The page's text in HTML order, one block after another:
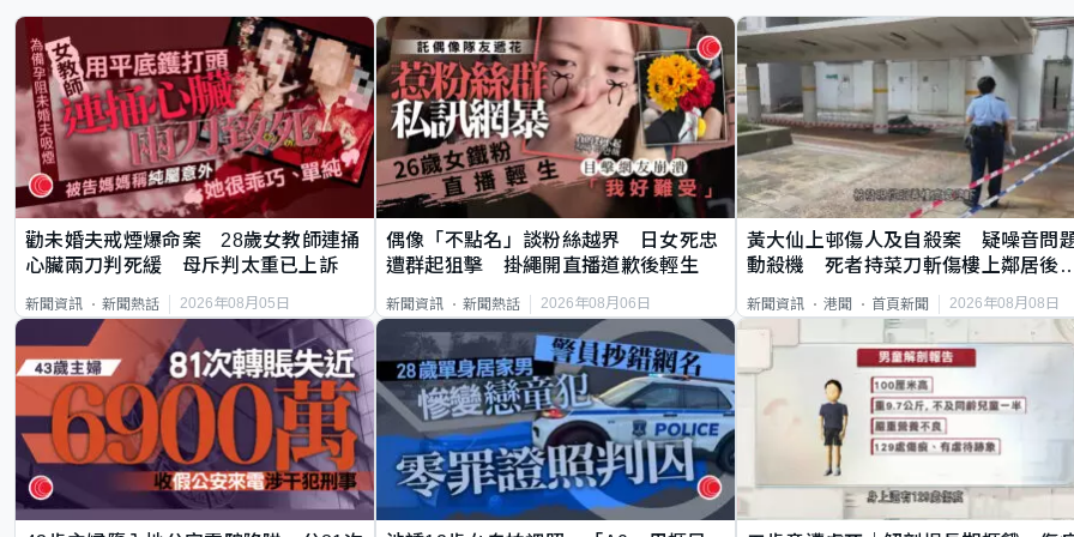
勸未婚夫戒煙爆命案 28歲女教師連捅
心臟兩刀判死緩 母斥判太重已上訴
新聞資訊 新聞熱話 2026年08月05日
偶像「不點名」談粉絲越界 日女死忠
遭群起狙擊 掛繩開直播道歉後輕生
新聞資訊 新聞熱話 2026年08月06日
黃大仙上邨傷人及自殺案 疑噪音問
動殺機 死者持菜刀斬傷樓上鄰居後
新聞資訊 港聞 首頁新聞 2026年08月08日